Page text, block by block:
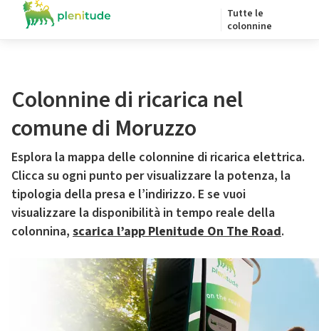
Tutte le
colonnine
Colonnine di ricarica nel
comune di Moruzzo
Esplora la mappa delle colonnine di ricarica elettrica.
Clicca su ogni punto per visualizzare la potenza, la
tipologia della presa e l’indirizzo. E se vuoi
visualizzare la disponibilità in tempo reale della
colonnina, scarica l’app Plenitude On The Road.